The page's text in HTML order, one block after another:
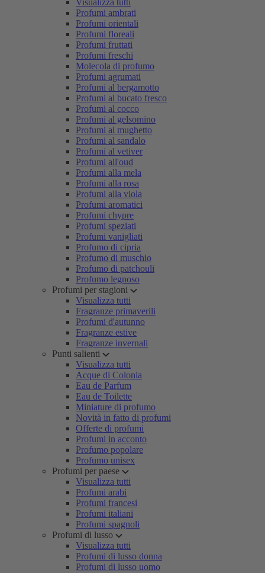
Visualizza tutti
Profumi ambrati
Profumi orientali
Profumi floreali
Profumi fruttati
Profumi freschi
Molecola di profumo
Profumi agrumati
Profumi al bergamotto
Profumi al bucato fresco
Profumi al cocco
Profumi al gelsomino
Profumi al mughetto
Profumi al sandalo
Profumi al vetiver
Profumi all'oud
Profumi alla mela
Profumi alla rosa
Profumi alla viola
Profumi aromatici
Profumi chypre
Profumi speziati
Profumi vanigliati
Profumo di cipria
Profumo di muschio
Profumo di patchouli
Profumo legnoso
Profumi per stagioni
Visualizza tutti
Fragranze primaverili
Profumi d'autunno
Fragranze estive
Fragranze invernali
Punti salienti
Visualizza tutti
Acque di Colonia
Eau de Parfum
Eau de Toilette
Miniature di profumo
Novità in fatto di profumi
Offerte di profumi
Profumi in acconto
Profumo popolare
Profumo unisex
Profumi per paese
Visualizza tutti
Profumi arabi
Profumi francesi
Profumi italiani
Profumi spagnoli
Profumi di lusso
Visualizza tutti
Profumi di lusso donna
Profumi di lusso uomo